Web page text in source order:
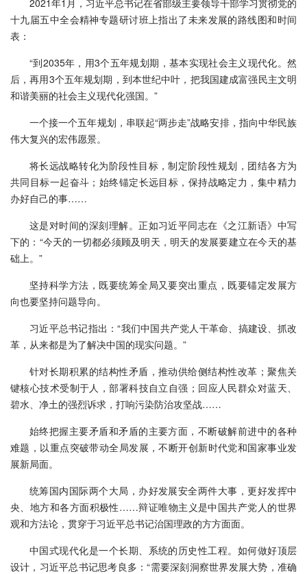
十九届五中全会精神专题研讨班上指出了未来发展的路线图和时间
表：
“到2035年，用3个五年规划期，基本实现社会主义现代化。然
后，再用3个五年规划期，到本世纪中叶，把我国建成富强民主文明
和谐美丽的社会主义现代化强国。”
一个接一个五年规划，串联起“两步走”战略安排，指向中华民族
伟大复兴的宏伟愿景。
将长远战略转化为阶段性目标，制定阶段性规划，团结各方为
共同目标一起奋斗；始终锚定长远目标，保持战略定力，集中精力
办好自己的事……
这是对时间的深刻理解。正如习近平同志在《之江新语》中写
下的：“今天的一切都必须顾及明天，明天的发展要建立在今天的基
础上。”
坚持科学方法，既要统筹全局又要突出重点，既要锚定发展方
向也要坚持问题导向。
习近平总书记指出：“我们中国共产党人干革命、搞建设、抓改
革，从来都是为了解决中国的现实问题。”
针对长期积累的结构性矛盾，推动供给侧结构性改革；聚焦关
键核心技术受制于人，部署科技自立自强；回应人民群众对蓝天、
碧水、净土的强烈诉求，打响污染防治攻坚战……
始终把握主要矛盾和矛盾的主要方面，不断破解前进中的各种
难题，以重点突破带动全局发展，不断开创新时代党和国家事业发
展新局面。
统筹国内国际两个大局，办好发展安全两件大事，更好发挥中
央、地方和各方面积极性……辩证唯物主义是中国共产党人的世界
观和方法论，贯穿于习近平总书记治国理政的方方面面。
中国式现代化是一个长期、系统的历史性工程。如何做好顶层
设计，习近平总书记思考良多：“需要深刻洞察世界发展大势，准确